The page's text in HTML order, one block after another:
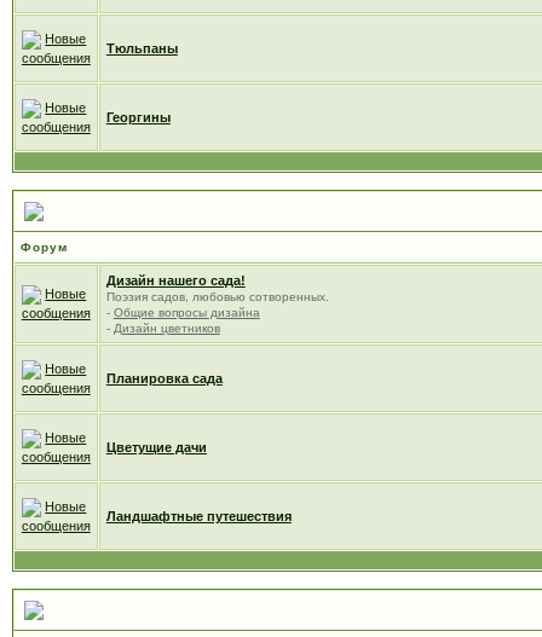
Тюльпаны
Георгины
Форум
Дизайн нашего сада!
Поэзия садов, любовью сотворенных.
- Общие вопросы дизайна
- Дизайн цветников
Планировка сада
Цветущие дачи
Ландшафтные путешествия